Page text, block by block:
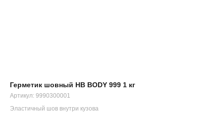
Герметик шовный HB BODY 999 1 кг
Артикул: 9990300001
Эластичный шов внутри кузова